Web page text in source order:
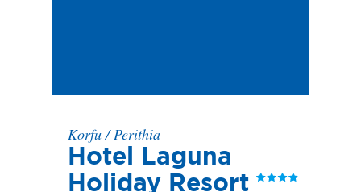
Korfu/Perithia
Hotel Laguna
Holiday Resort